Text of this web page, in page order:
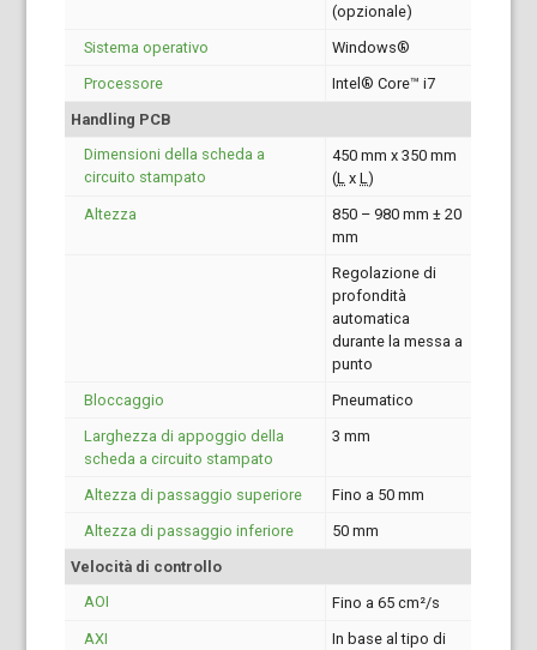
(opzionale)
Sistema operativo
Windows®
Processore
Intel® Core™ i7
Handling PCB
Dimensioni della scheda a
circuito stampato
450 mm x 350 mm
(L xL)
Altezza
850 – 980 mm ± 20
mm
Regolazione di
profondità
automatica
durante la messa a
punto
Bloccaggio
Pneumatico
Larghezza di appoggio della
scheda a circuito stampato
3 mm
Altezza di passaggio superiore
Fino a 50 mm
Altezza di passaggio inferiore
50 mm
Velocità di controllo
AOI
Fino a 65 cm²/s
AXI
In base al tipo di